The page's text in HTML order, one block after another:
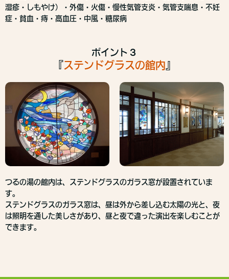
湿疹・しもやけ）・外傷・火傷・慢性気管支炎・気管支喘息・不妊
症・貧血・痔・高血圧・中風・糖尿病
ポイント３
『ステンドグラスの館内
つるの湯の館内は、ステンドグラスのガラス窓が設置されていま
す。
ステンドグラスのガラス窓は、昼は外から差し込む太陽の光と、夜
は照明を通した美しさがあり、昼と夜で違った演出を楽しむことが
できます。